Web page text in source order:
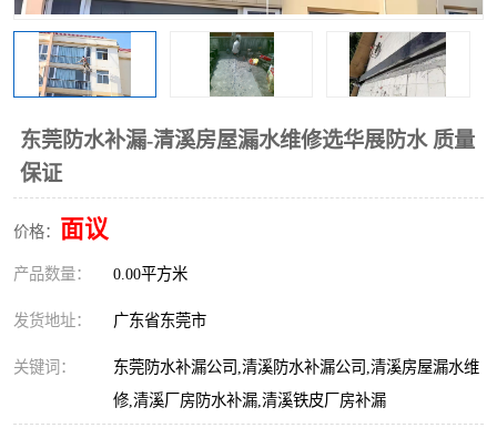
东莞防水补漏-清溪房屋漏水维修选华展防水 质量
保证
价格： 面议
产品数量： 0.00平方米
发货地址： 广东省东莞市
关键词：
东莞防水补漏公司,清溪防水补漏公司,清溪房屋漏水维
修,清溪厂房防水补漏,清溪铁皮厂房补漏